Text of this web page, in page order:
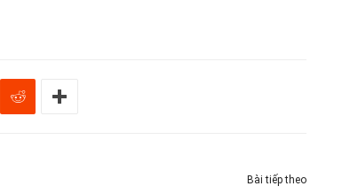
Bài tiếp theo